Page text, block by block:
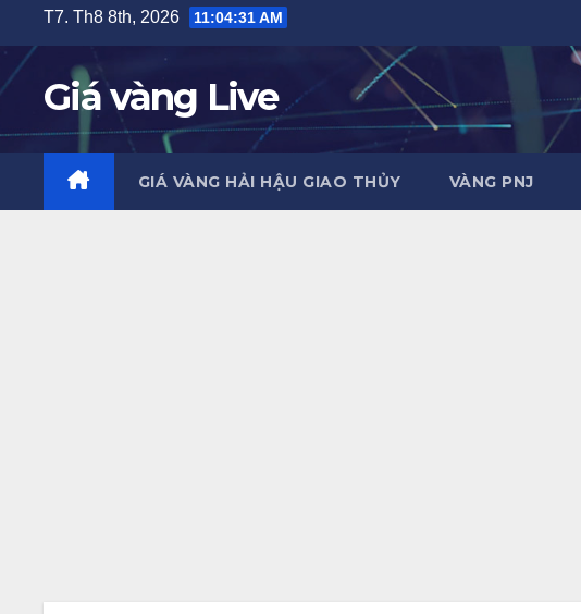
content
T7. Th8 8th, 2026 11:04:32 AM
Giá vàng Live
GIÁ VÀNG HẢI HẬU GIAO THỦY VÀNG PNJ